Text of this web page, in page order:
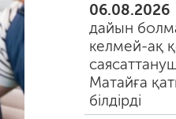
06.08.2026
дайын
келмей-ақ
Матайға
білдірді